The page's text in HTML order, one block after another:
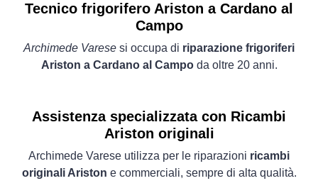
Tecnico frigorifero Ariston a Cardano al
Campo
Archimede Varese si occupa di riparazione frigoriferi
Ariston a Cardano al Campoda oltre 20 anni.
Assistenza specializzata con Ricambi
Ariston originali
Archimede Varese utilizza per le riparazioni ricambi
originali Ariston e commerciali, sempre di alta qualità.